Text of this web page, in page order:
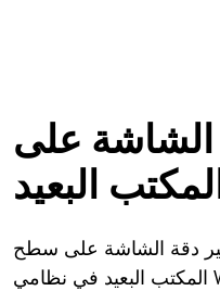
الشاشة على
البعيد
دقة الشاشة على سطح
المكتب البعيد في نظامي Windows 10 و 11. يجدر بالذكر